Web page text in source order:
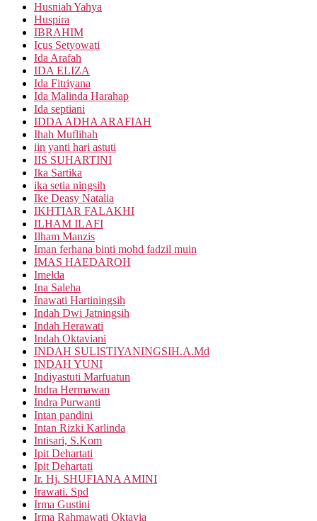
Husniah Yahya
Huspira
IBRAHIM
Icus Setyowati
Ida Arafah
IDA ELIZA
Ida Fitriyana
Ida Malinda Harahap
Ida septiani
IDDA ADHA ARAFIAH
Ihah Muflihah
iin yanti hari astuti
IIS SUHARTINI
Ika Sartika
ika setia ningsih
Ike Deasy Natalia
IKHTIAR FALAKHI
ILHAM ILAFI
Ilham Manzis
Iman ferhana binti mohd fadzil muin
IMAS HAEDAROH
Imelda
Ina Saleha
Inawati Hartiningsih
Indah Dwi Jatningsih
Indah Herawati
Indah Oktaviani
INDAH SULISTIYANINGSIH.A.Md
INDAH YUNI
Indiyastuti Marfuatun
Indra Hermawan
Indra Purwanti
Intan pandini
Intan Rizki Karlinda
Intisari, S.Kom
Ipit Dehartati
Ipit Dehartati
Ir. Hj. SHUFIANA AMINI
Irawati. Spd
Irma Gustini
Irma Rahmawati Oktavia